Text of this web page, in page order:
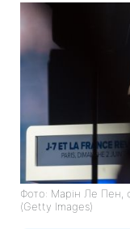
Фото: Марін Ле Пен,
(Getty Images)